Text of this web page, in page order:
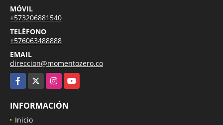
MÓVIL
+573206881540
TELÉFONO
+576063488888
EMAIL
direccion@momentozero.co
Facebook
InstagramYouTube
INFORMACIÓN
Inicio